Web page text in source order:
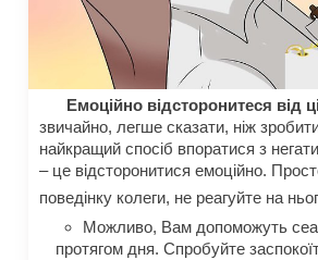
Емоційно відсторонитеся від
звичайно, легше сказати, ніж
найкращий спосіб впоратися з
– це відсторонитися емоційно.
поведінку колеги, не реагуйте на
Можливо, Вам допоможуть
протягом дня. Спробуйте